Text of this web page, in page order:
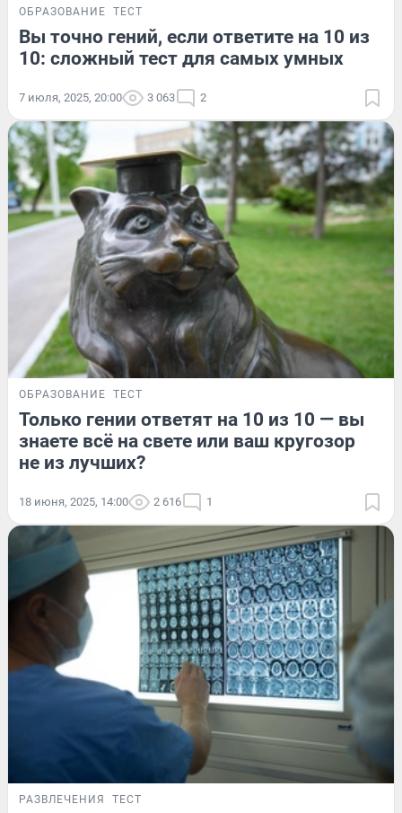
ОБРАЗОВАНИЕ ТЕСТ
Вы точно гений, если ответите на 10 из
10: сложный тест для самых умных
7 июля, 2025, 20:00 3 063 2
ОБРАЗОВАНИЕ ТЕСТ
Только гении ответят на 10 из 10 — вы
знаете всё на свете или ваш кругозор
не из лучших?
18 июня, 2025, 14:00 2 616 1
РАЗВЛЕЧЕНИЯ ТЕСТ